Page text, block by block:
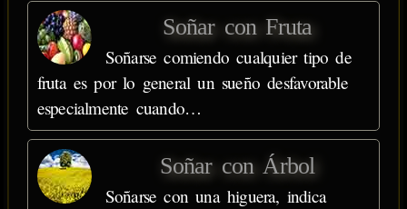
Soñar con Fruta
Soñarse comiendo cualquier tipo de
fruta es por lo general un sueño desfavorable
especialmente cuando…
Soñar con Árbol
Soñarse con una higuera, indica